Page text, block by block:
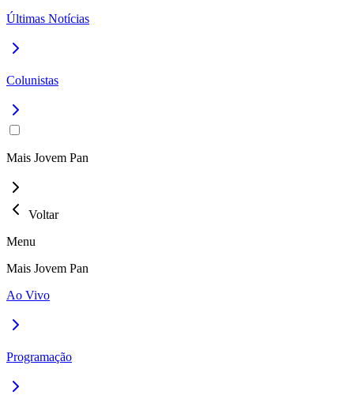
Últimas Notícias
Colunistas
Mais Jovem Pan
Voltar
Menu
Mais Jovem Pan
Ao Vivo
Programação